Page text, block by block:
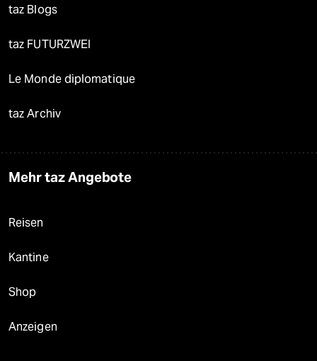
taz Blogs
taz FUTURZWEI
Le Monde diplomatique
taz Archiv
Mehr taz Angebote
Reisen
Kantine
Shop
Anzeigen